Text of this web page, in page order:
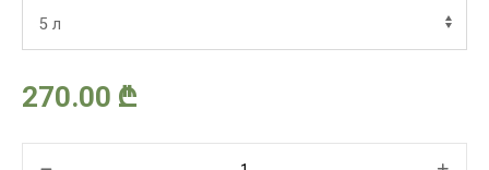
–
270.00 ₾